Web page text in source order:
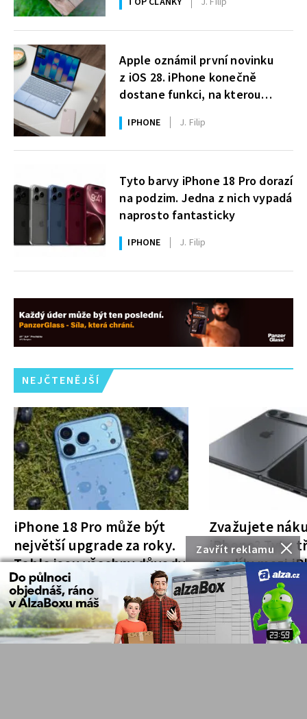
Zavřít reklamu
Apple oznámil první novinku
z iOS 28. iPhone konečně
dostane funkci, na kterou
uživatelé Windows čekají roky
IPHONE J. Filip
Tyto barvy iPhone 18 Pro dorazí
na podzim. Jedna z nich vypadá
naprosto fantasticky
IPHONE J. Filip
NEJČTENĚJŠÍ
iPhone 18 Pro může být
největší upgrade za roky.
Tohle jsou všechny důvody
IPHONE R. Zavřel
Zvažujete
iPhone? Tyto
rozdíly mezi
a iPhone Ultra
rozhodnutí
VŠE O APPLE J.